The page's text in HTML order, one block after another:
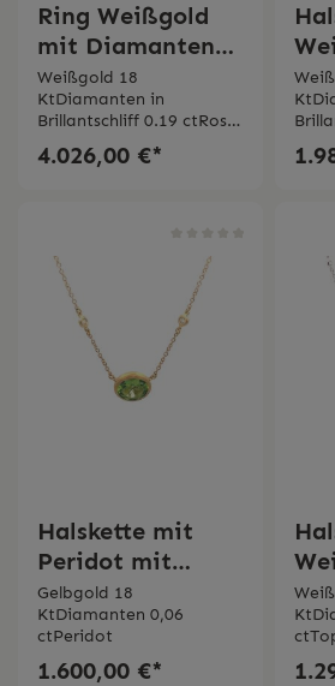
Ring Weißgold
mit Diamanten
und Rosa Saphir
Weißgold 18
KtDiamanten in
Brillantschliff 0.19 ctRosa
4.026,00 €*
Halskette mit
Peridot mit
Diamanten
Bertignoll
Gelbgold 18
KtDiamanten 0,06
ctPeridot
1.600,00 €*
mit